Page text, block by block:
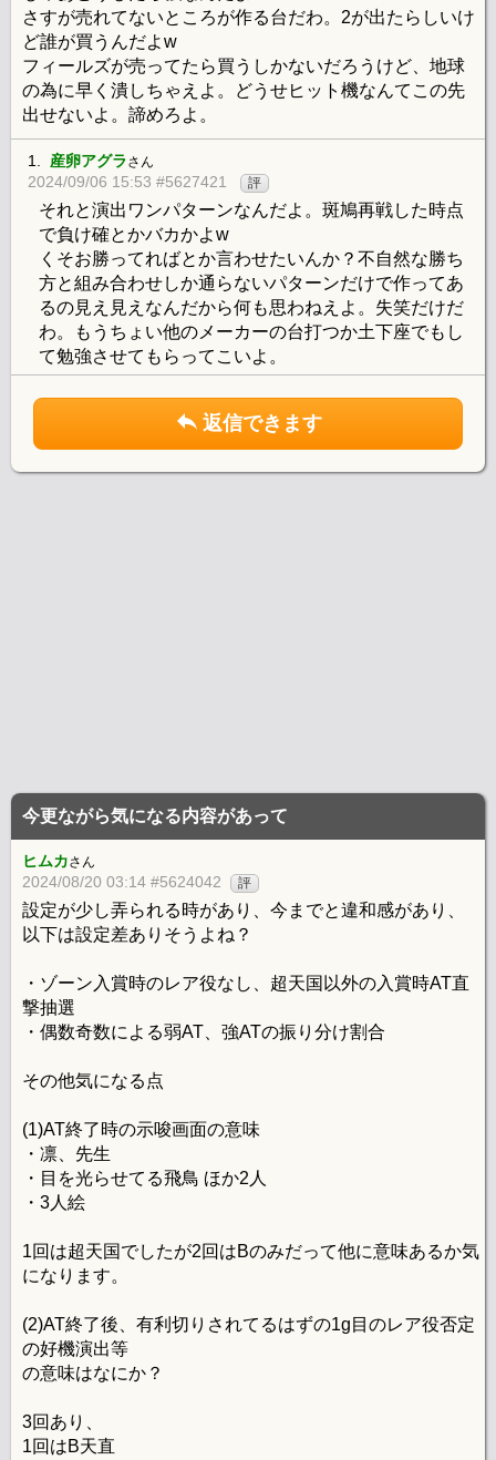
さすが売れてないところが作る台だわ。2が出たらしいけ
ど誰が買うんだよw
フィールズが売ってたら買うしかないだろうけど、地球
の為に早く潰しちゃえよ。どうせヒット機なんてこの先
出せないよ。諦めろよ。
1. 産卵アグラさん
2024/09/06 15:53 #5627421 評
それと演出ワンパターンなんだよ。斑鳩再戦した時点
で負け確とかバカかよw
くそお勝ってればとか言わせたいんか？不自然な勝ち
方と組み合わせしか通らないパターンだけで作ってあ
るの見え見えなんだから何も思わねえよ。失笑だけだ
わ。もうちょい他のメーカーの台打つか土下座でもし
て勉強させてもらってこいよ。
返信できます
今更ながら気になる内容があって
ヒムカさん
2024/08/20 03:14 #5624042 評
設定が少し弄られる時があり、今までと違和感があり、
以下は設定差ありそうよね？
・ゾーン入賞時のレア役なし、超天国以外の入賞時AT直
撃抽選
・偶数奇数による弱AT、強ATの振り分け割合
その他気になる点
(1)AT終了時の示唆画面の意味
・凛、先生
・目を光らせてる飛鳥 ほか2人
・3人絵
1回は超天国でしたが2回はBのみだって他に意味あるか気
になります。
(2)AT終了後、有利切りされてるはずの1g目のレア役否定
の好機演出等
の意味はなにか？
3回あり、
1回はB天直